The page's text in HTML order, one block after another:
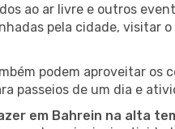
ao ar livre e outros
pela cidade, visitar
podem aproveitar os
passeios de um dia e
em Bahrein na alta